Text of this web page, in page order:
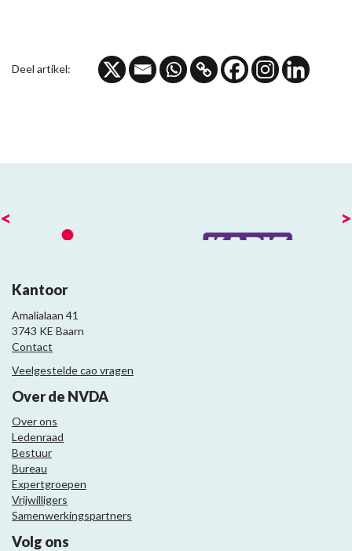
Deel artikel:
< >
Kantoor
Amalialaan 41
3743 KE Baarn
Contact
Veelgestelde cao vragen
Over de NVDA
Over ons
Ledenraad
Bestuur
Bureau
Expertgroepen
Vrijwilligers
Samenwerkingspartners
Volg ons